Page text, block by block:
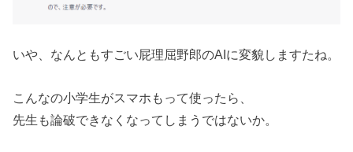
いや、なんともすごい屁理屈野郎のAIに変貌しますたね。
こんなの小学生がスマホもって使ったら、
先生も論破できなくなってしまうではないか。